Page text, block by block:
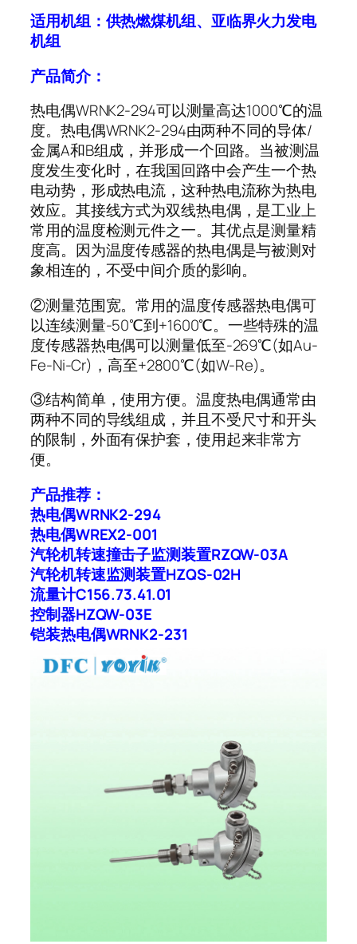
适用机组： 供热燃煤机组、亚临界火力发电
机组
产品简介：
热电偶WRNK2-294可以测量高达1000℃的温
度。热电偶WRNK2-294由两种不同的导体/
金属A和B组成，并形成一个回路。当被测温
度发生变化时，在我国回路中会产生一个热
电动势，形成热电流，这种热电流称为热电
效应。其接线方式为双线热电偶，是工业上
常用的温度检测元件之一。其优点是测量精
度高。因为温度传感器的热电偶是与被测对
象相连的，不受中间介质的影响。
②测量范围宽。常用的温度传感器热电偶可
以连续测量-50℃到+1600℃。一些特殊的温
度传感器热电偶可以测量低至-269℃(如Au-
Fe-Ni-Cr)，高至+2800℃(如W-Re)。
③结构简单，使用方便。温度热电偶通常由
两种不同的导线组成，并且不受尺寸和开头
的限制，外面有保护套，使用起来非常方
便。
产品推荐：
热电偶WRNK2-294
热电偶WREX2-001
汽轮机转速撞击子监测装置RZQW-03A
汽轮机转速监测装置HZQS-02H
流量计C156.73.41.01
控制器HZQW-03E
铠装热电偶WRNK2-231